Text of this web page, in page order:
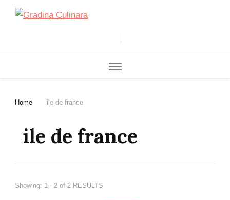
Home ile de france
ile de france
Showing: 1 - 2 of 2 RESULTS